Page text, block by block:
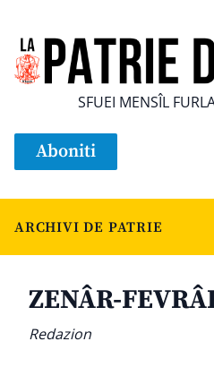
SFUEI MENSÎL
Aboniti
ARCHIVI DE PATRIE
ZENÂR-
Redazion